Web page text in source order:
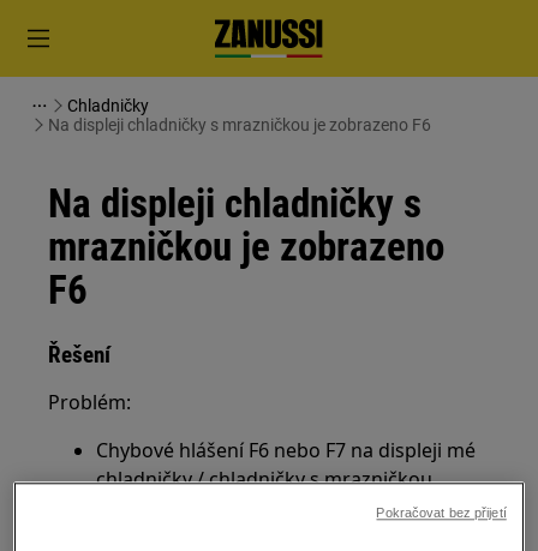
Chladničky
Na displeji chladničky s mrazničkou je zobrazeno F6
Na displeji chladničky s
mrazničkou je zobrazeno
F6
Řešení
Problém:
Chybové hlášení F6 nebo F7 na displeji mé
chladničky / chladničky s mrazničkou
Pokračovat bez přijetí